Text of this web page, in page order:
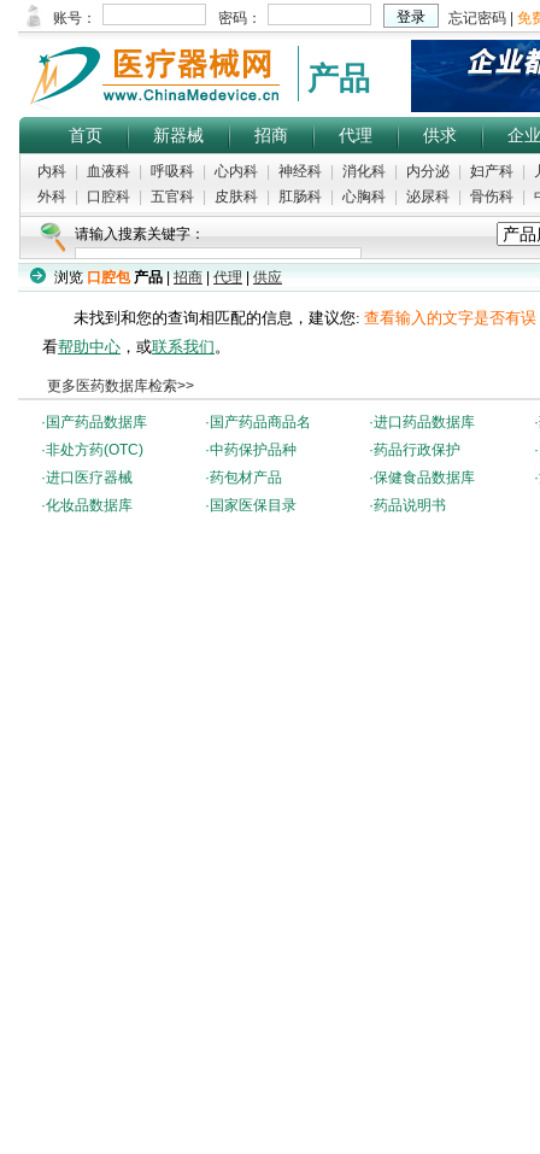
产品
首页 新器械 招商 代理 供求 企业
内科 血液科 呼吸科 心内科 神经科 消化科 内分泌 妇产科
外科
口腔科 五官科 皮肤科 肛肠科 心胸科 泌尿科 骨伤科
请输入搜素关键字：
浏览 口腔包 产品 招商 代理 供应
未找到和您的查询相匹配的信息，建议您: 查看输入的文字是否有误
看帮助中心 ，或联系我们。
更多医药数据库检索>>
· 国产药品数据库 · 国产药品商品名 ·进口药品数据库 ·
·非处方药(OTC) ·中药保护品种 ·药品行政保护 ·
·进口医疗器械 ·药包材产品 ·保健食品数据库 ·
·化妆品数据库 · 国家医保目录 ·药品说明书